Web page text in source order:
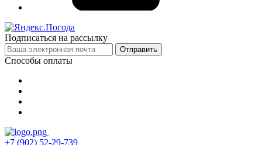
Подписаться на рассылку
Отправить
Способы оплаты
+7 (902) 52-29-739